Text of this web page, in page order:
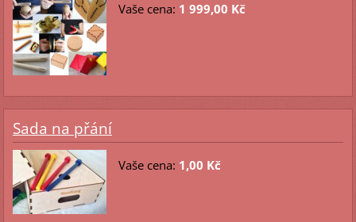
Vaše cena: 1 999,00 Kč
Sada na přání
Vaše cena: 1,00 Kč